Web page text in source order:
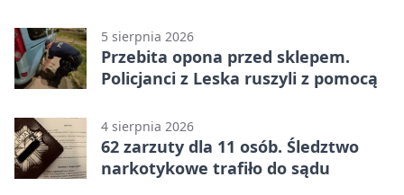
5 sierpnia 2026
Przebita opona przed sklepem.
Policjanci z Leska ruszyli z pomocą
4 sierpnia 2026
62 zarzuty dla 11 osób. Śledztwo
narkotykowe trafiło do sądu